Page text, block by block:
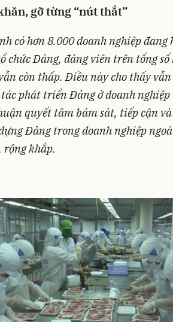
gỡ từng “nút thắt”
có hơn 8.000 doanh nghiệp đang
chức Đảng, đảng viên trên tổng số
còn thấp. Điều này cho thấy
tác phát triển Đảng ở doanh
quyết tâm bám sát, tiếp cận
Đảng trong doanh nghiệp
rộng khắp.